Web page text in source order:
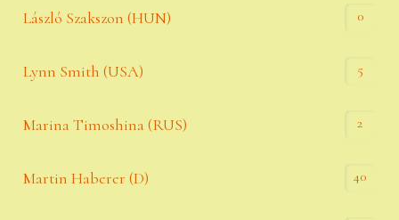
László Szakszon (HUN) 0
Lynn Smith (USA) 5
Marina Timoshina (RUS) 2
Martin Haberer (D) 40